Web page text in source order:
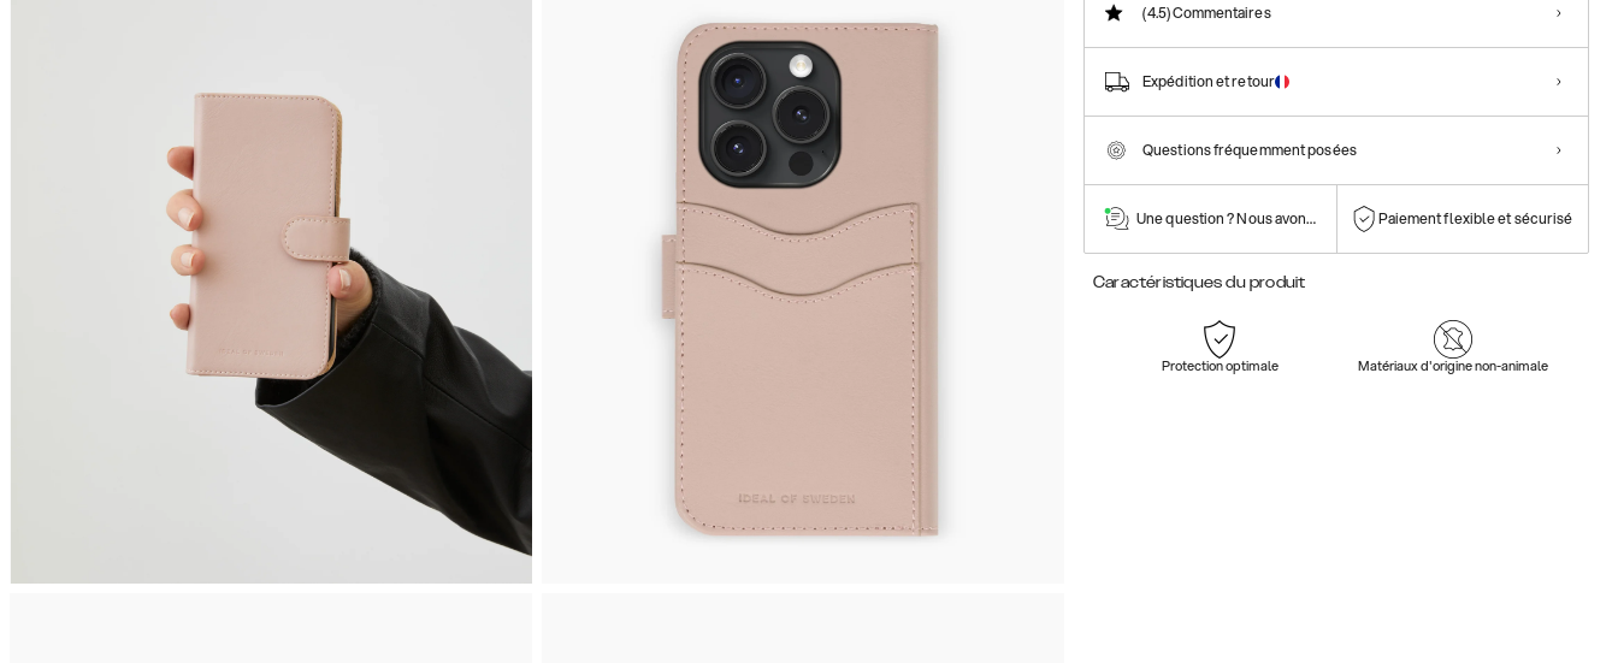
(4.5)Commentaires
Expédition et retour
Questions fréquemment posées
Une question ? Nous avons la réponse !Paiement flexible et sécurisé
Caractéristiques du produit
Protection optimale Matériaux d'origine non-animale